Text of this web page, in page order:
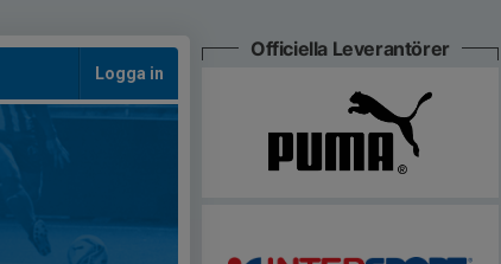
Logga in
Officiella Leverantörer